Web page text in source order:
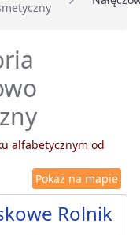
alfabetycznym od
Pokaż na mapie
Rolnik